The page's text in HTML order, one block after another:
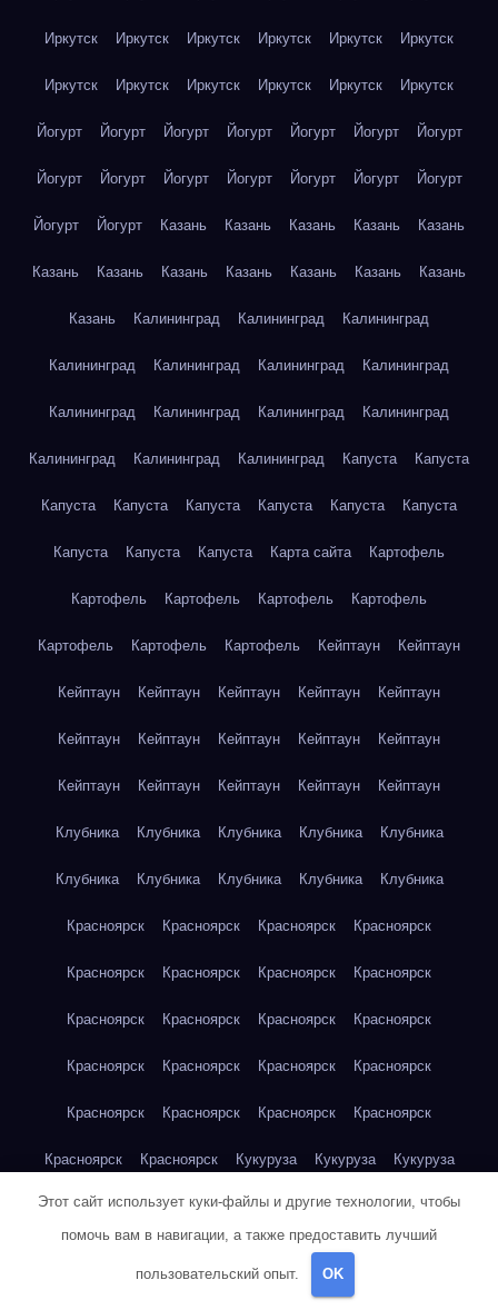
Иркутск Иркутск Иркутск Иркутск Иркутск Иркутск
Иркутск Иркутск Иркутск Иркутск Иркутск Иркутск
Йогурт Йогурт Йогурт Йогурт Йогурт Йогурт Йогурт
Йогурт Йогурт Йогурт Йогурт Йогурт Йогурт Йогурт
Йогурт Йогурт Казань Казань Казань Казань Казань
Казань Казань Казань Казань Казань Казань Казань
Казань Калининград Калининград Калининград
Калининград Калининград Калининград Калининград
Калининград Калининград Калининград Калининград
Калининград Калининград Калининград Капуста Капуста
Капуста Капуста Капуста Капуста Капуста Капуста
Капуста Капуста Капуста Карта сайта Картофель
Картофель Картофель Картофель Картофель
Картофель Картофель Картофель Кейптаун Кейптаун
Кейптаун Кейптаун Кейптаун Кейптаун Кейптаун
Кейптаун Кейптаун Кейптаун Кейптаун Кейптаун
Кейптаун Кейптаун Кейптаун Кейптаун Кейптаун
Клубника Клубника Клубника Клубника Клубника
Клубника Клубника Клубника Клубника Клубника
Красноярск Красноярск Красноярск Красноярск
Красноярск Красноярск Красноярск Красноярск
Красноярск Красноярск Красноярск Красноярск
Красноярск Красноярск Красноярск Красноярск
Красноярск Красноярск Красноярск Красноярск
Красноярск Красноярск Кукуруза Кукуруза Кукуруза
Кукуруза Кукуруза Кукуруза Кукуруза Кукуруза
Кукуруза
Куриная грудка
Этот сайт использует куки-файлы и другие технологии, чтобы
помочь вам в навигации, а также предоставить лучший
пользовательский опыт. OK